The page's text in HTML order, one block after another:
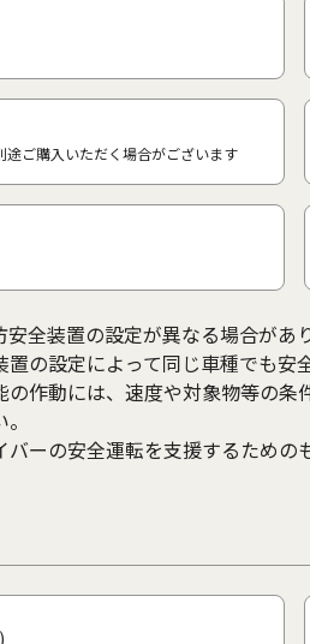
ご購入いただく場合がございます
全装置の設定が異なる場合があり
の設定によって同じ車種でも安
の作動には、速度や対象物等の
ーの安全運転を支援するための